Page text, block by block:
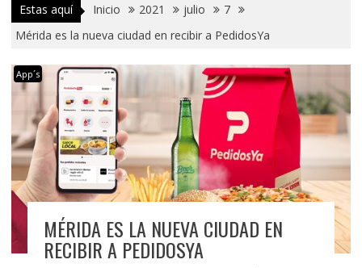
Estas aquí Inicio 2021 julio
7
Mérida es la nueva ciudad en recibir a PedidosYa
App´s
MÉRIDA ES LA NUEVA CIUDAD EN
RECIBIR A PEDIDOSYA